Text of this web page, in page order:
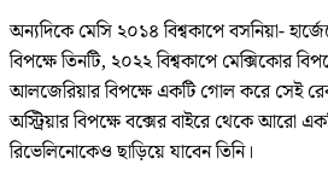
অন্যদিকে মেসি ২০১৪ বিশ্বকাপে বসনিয়া-
বিপক্ষে তিনটি, ২০২২ বিশ্বকাপে মেক্সিকোর
আলজেরিয়ার বিপক্ষে একটি গোল করে সেই
অস্ট্রিয়ার বিপক্ষে বক্সের বাইরে থেকে আরো
রিভেলিনোকেও ছাড়িয়ে যাবেন তিনি।